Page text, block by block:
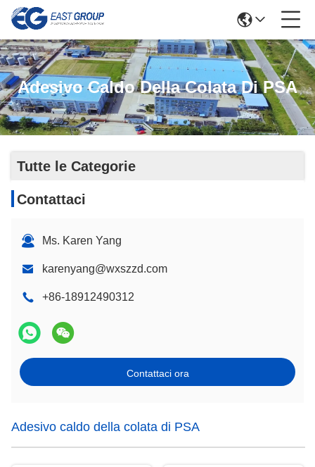
Adesivo Caldo Della Colata Di PSA
Tutte le Categorie
Contattaci
Ms. Karen Yang
karenyang@wxszzd.com
+86-18912490312
Contattaci ora
Adesivo caldo della colata di PSA